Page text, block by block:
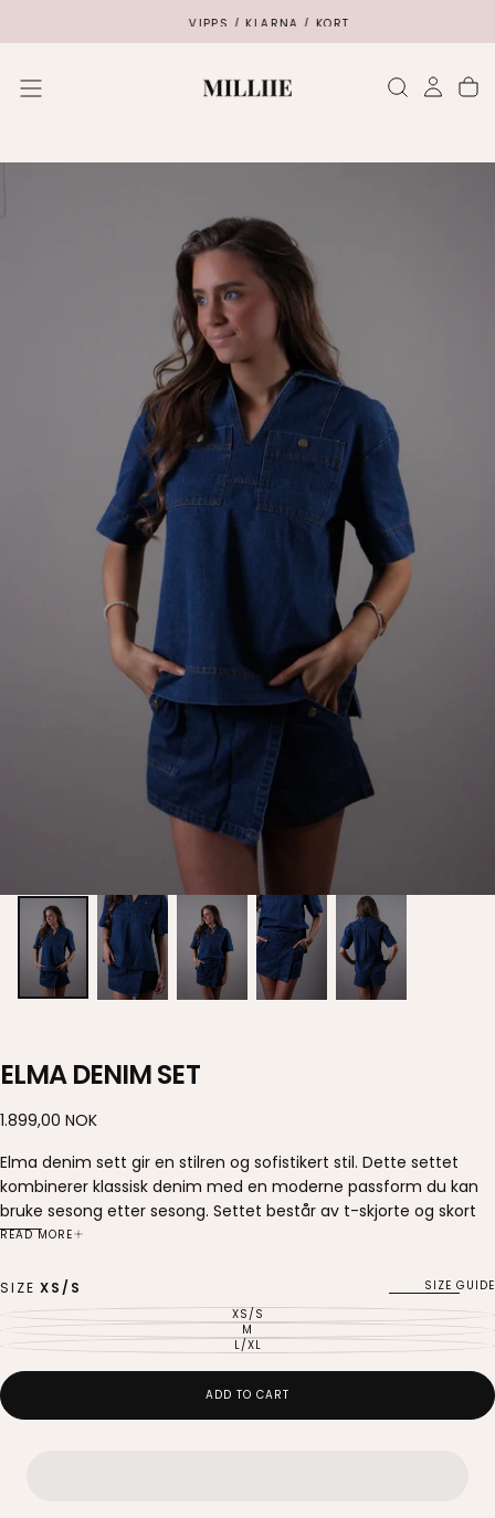
CONTENT
VIPPS / KLARNA / KORT
ELMA DENIM SET
1.899,00
Regular
1.899,00 NOK
Elma denim sett gir en stilren og sofistikert stil. Dette settet
kombinerer klassisk denim med en moderne passform du kan
bruke sesong etter sesong. Settet består av t-skjorte og skort
med lommer. Renskårne linjer med flatterende snitt. Kan styles
Kan også selges enkeltvis - ta kontakt via vår mail.
Passform:
Modellen er 172cm høy og har på en XS/S
Strekkfaktor: 1/3
Frakt:
Vi håndterer og sender pakken vanligvis mellom 1-4
READ MORE
SIZE XS/S
SIZE GUIDE
XS/SVARIANT
SOLD
OUT
OR
MVARIANT
SOLD
OUT
L/XLVARIANT
OUT
UNAVAILABLE
ADD TO CART